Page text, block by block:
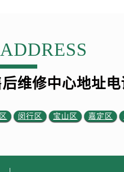
维修中心地址
闵行区 宝山区 嘉定区